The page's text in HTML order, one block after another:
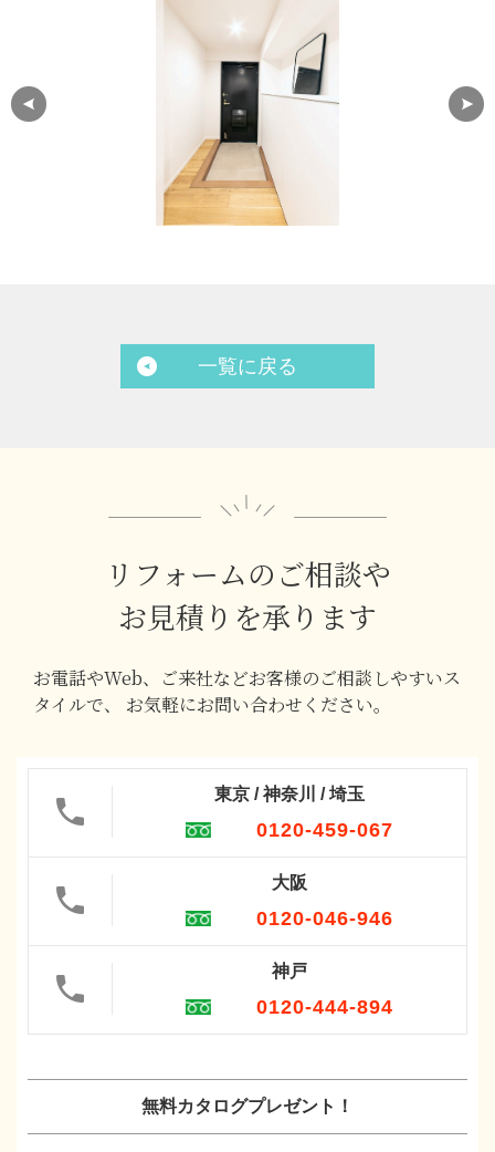
一覧に戻る
リフォームのご相談や
お見積りを承ります
お電話やWeb、ご来社などお客様のご相談しやすいス
タイルで、
お気軽にお問い合わせください。
東京 / 神奈川 / 埼玉
0120-459-067
大阪
0120-046-946
神戸
0120-444-894
無料カタログプレゼント！